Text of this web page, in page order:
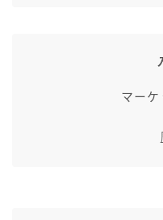
マー